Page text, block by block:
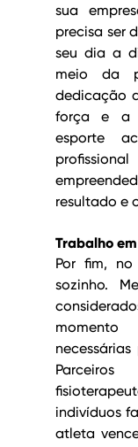
sua
precisa ser
seu dia a
meio da
dedicação
força e a
esporte
resultado e
Trabalho
Por fim, no
sozinho.
indivíduos
atleta